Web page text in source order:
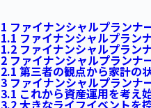
1 ファイナンシャルプランナ
1.1 ファイナンシャルプラン
1.2 ファイナンシャルプラン
2 ファイナンシャルプランナ
2.1 第三者の観点から家計の
3 ファイナンシャルプランナ
3.1 これから資産運用を考え
3.2大きなライフイベントを